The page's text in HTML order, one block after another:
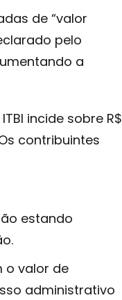
de “valor
pelo
a
incide sobre R$
contribuintes
estando
o valor de
administrativo